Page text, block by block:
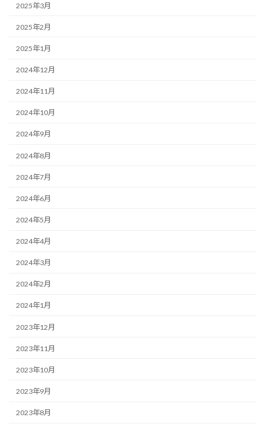
2025年3月
2025年2月
2025年1月
2024年12月
2024年11月
2024年10月
2024年9月
2024年8月
2024年7月
2024年6月
2024年5月
2024年4月
2024年3月
2024年2月
2024年1月
2023年12月
2023年11月
2023年10月
2023年9月
2023年8月